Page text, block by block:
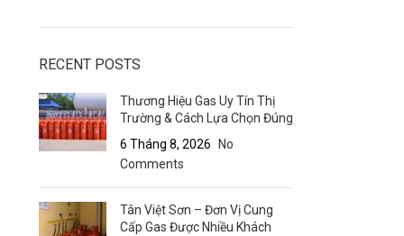
RECENT POSTS
Thương Hiệu Gas Uy Tín Thị
Trường & Cách Lựa Chọn Đúng
6 Tháng 8, 2026
No
Comments
Tân Việt Sơn – Đơn Vị Cung
Cấp Gas Được Nhiều Khách